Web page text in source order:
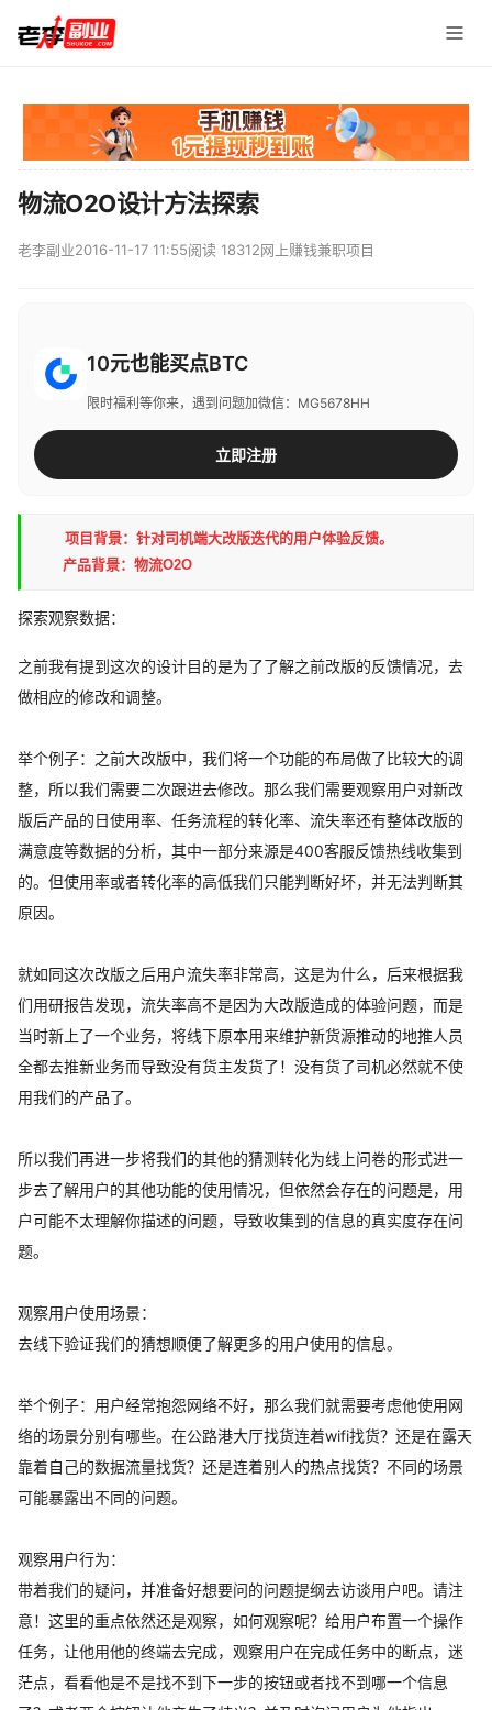
物流O2O设计方法探索
老李副业2016-11-17 11:55阅读 18312网上赚钱兼职项目
10元也能买点BTC
限时福利等你来，遇到问题加微信：MG5678HH
立即注册
项目背景：针对司机端大改版迭代的用户体验反馈。
产品背景：物流O2O
探索观察数据：
之前我有提到这次的设计目的是为了了解之前改版的反馈情况，去
做相应的修改和调整。
举个例子：之前大改版中，我们将一个功能的布局做了比较大的调
整，所以我们需要二次跟进去修改。那么我们需要观察用户对新改
版后产品的日使用率、任务流程的转化率、流失率还有整体改版的
满意度等数据的分析，其中一部分来源是400客服反馈热线收集到
的。但使用率或者转化率的高低我们只能判断好坏，并无法判断其
原因。
就如同这次改版之后用户流失率非常高，这是为什么，后来根据我
们用研报告发现，流失率高不是因为大改版造成的体验问题，而是
当时新上了一个业务，将线下原本用来维护新货源推动的地推人员
全都去推新业务而导致没有货主发货了！没有货了司机必然就不使
用我们的产品了。
所以我们再进一步将我们的其他的猜测转化为线上问卷的形式进一
步去了解用户的其他功能的使用情况，但依然会存在的问题是，用
户可能不太理解你描述的问题，导致收集到的信息的真实度存在问
题。
观察用户使用场景：
去线下验证我们的猜想顺便了解更多的用户使用的信息。
举个例子：用户经常抱怨网络不好，那么我们就需要考虑他使用网
络的场景分别有哪些。在公路港大厅找货连着wifi找货？还是在露天
靠着自己的数据流量找货？还是连着别人的热点找货？不同的场景
可能暴露出不同的问题。
观察用户行为：
带着我们的疑问，并准备好想要问的问题提纲去访谈用户吧。请注
意！这里的重点依然还是观察，如何观察呢？给用户布置一个操作
任务，让他用他的终端去完成，观察用户在完成任务中的断点，迷
茫点，看看他是不是找不到下一步的按钮或者找不到哪一个信息